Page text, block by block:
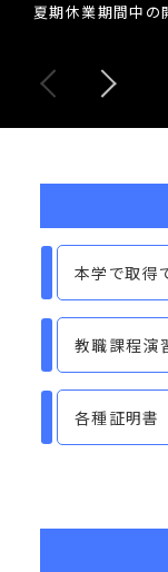
夏期休業期間中の
本学で取得
教職課程演
各種証明書